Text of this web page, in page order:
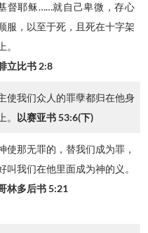
督耶稣……就自己卑微，存心
服，以至于死，且死在十字架
上。
立比书 2:8
使我们众人的罪孽都归在他身
上。 以赛亚书 53:6(下)
使那无罪的，替我们成为罪，
叫我们在他里面成为神的义。
林多后书 5:21